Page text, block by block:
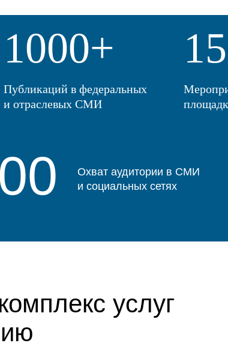
1000+
Публикаций в федеральных
и отраслевых СМИ
Охват аудитории в СМИ
и социальных сетях
услуг